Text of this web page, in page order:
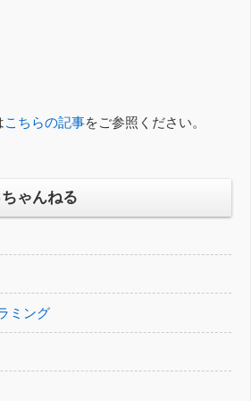
こちらの記事をご参照ください。
ゃんねる
ミング